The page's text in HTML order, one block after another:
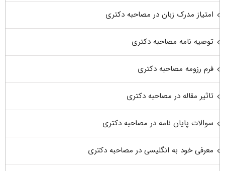
امتیاز مدرک زبان در مصاحبه دکتری
توصیه نامه مصاحبه دکتری
فرم رزومه مصاحبه دکتری
تاثیر مقاله در مصاحبه دکتری
سوالات پایان نامه در مصاحبه دکتری
معرفی خود به انگلیسی در مصاحبه دکتری